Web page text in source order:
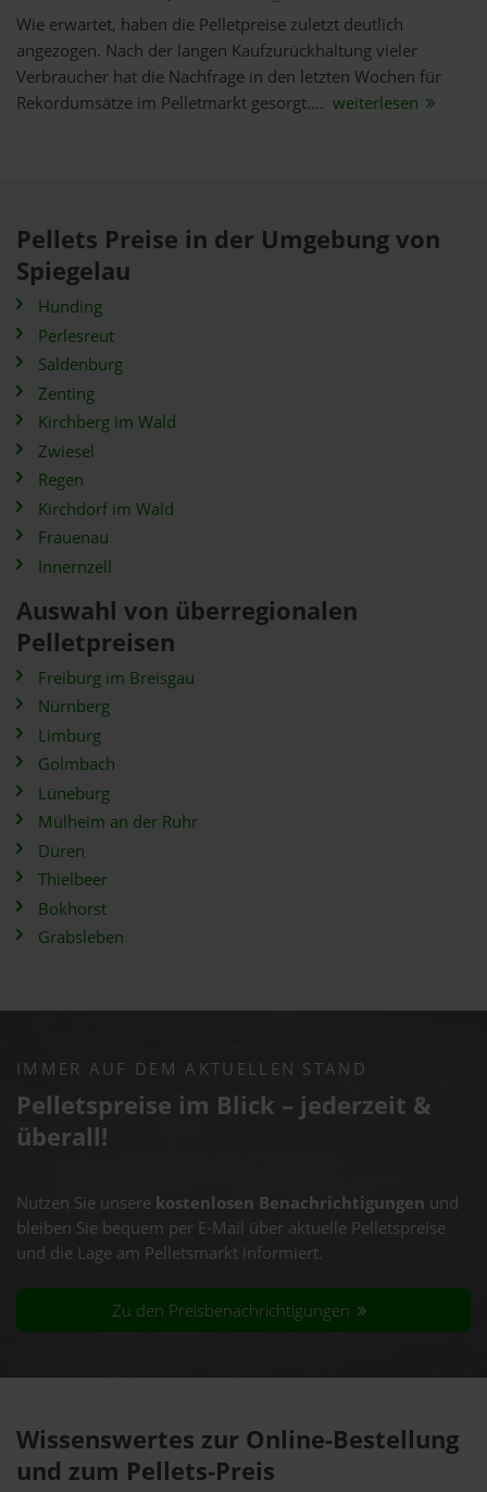
Wie erwartet, haben die Pelletpreise zuletzt deutlich
angezogen. Nach der langen Kaufzurückhaltung vieler
Verbraucher hat die Nachfrage in den letzten Wochen für
Rekordumsätze im Pelletmarkt gesorgt.... weiterlesen
Pellets Preise in der Umgebung von
Spiegelau
Hunding
Perlesreut
Saldenburg
Zenting
Kirchberg im Wald
Zwiesel
Regen
Kirchdorf im Wald
Frauenau
Innernzell
Auswahl von überregionalen
Pelletpreisen
Freiburg im Breisgau
Nürnberg
Limburg
Golmbach
Lüneburg
Mülheim an der Ruhr
Düren
Thielbeer
Bokhorst
Grabsleben
IMMER AUF DEM AKTUELLEN STAND
Pelletspreise im Blick – jederzeit &
überall!
Nutzen Sie unsere kostenlosen Benachrichtigungen und
bleiben Sie bequem per E-Mail über aktuelle Pelletspreise
und die Lage am Pelletsmarkt informiert.
Zu den Preisbenachrichtigungen
Wissenswertes zur Online-Bestellung
und zum Pellets-Preis